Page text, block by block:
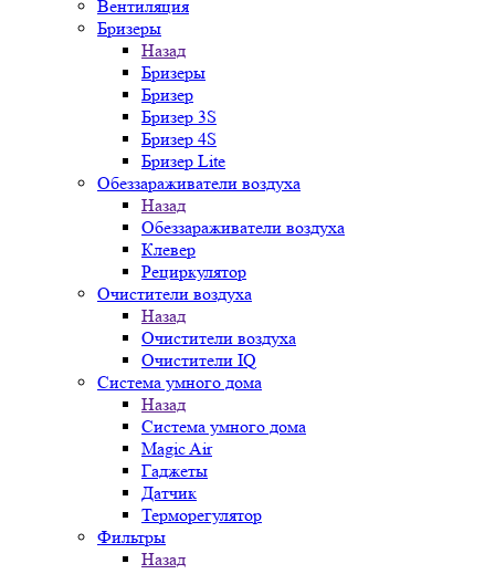
Вентиляция
Бризеры
Назад
Бризеры
Бризер
Бризер 3S
Бризер 4S
Бризер Lite
Обеззараживатели воздуха
Назад
Обеззараживатели воздуха
Клевер
Рециркулятор
Очистители воздуха
Назад
Очистители воздуха
Очистители IQ
Система умного дома
Назад
Система умного дома
Magic Air
Гаджеты
Датчик
Терморегулятор
Фильтры
Назад